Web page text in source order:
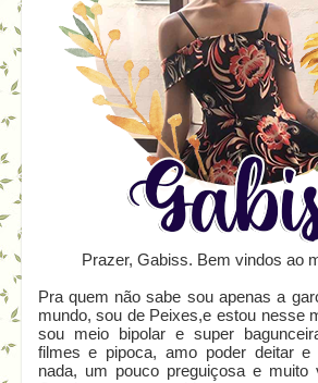
Prazer, Gabiss. Bem vindos ao
Pra quem não sabe sou apenas a
mundo, sou de Peixes,e estou nesse
sou meio bipolar e super
filmes e pipoca, amo poder deitar
nada, um pouco preguiçosa e muito